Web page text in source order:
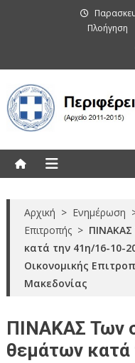
Πλοήγηση
Αρχική > Ενημέρωση
Επιτροπής >
κατά την 41η/16-10-
Οικονομικής
Μακεδονίας
ΠΙΝΑΚΑΣ Των
θεμάτων